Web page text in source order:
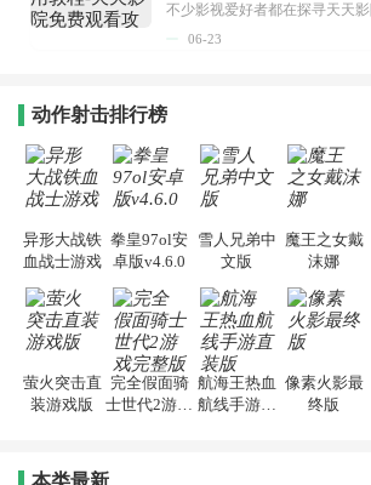
06-23
动作射击排行榜
异形大战铁
血战士游戏
拳皇97ol安
卓版v4.6.0
雪人兄弟中
文版
魔王之女戴
沫娜
萤火突击直
装游戏版
完全假面骑
士世代2游戏
航海王热血
航线手游直
像素火影最
终版